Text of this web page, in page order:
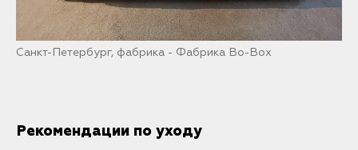
Санкт-Петербург, фабрика - Фабрика Bo-Box
Рекомендации по уходу